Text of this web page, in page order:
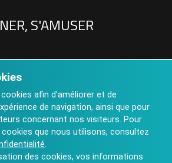
S'AMUSER
Château de St Auvent
2025
afin d'améliorer et de
de navigation, ainsi que pour
concernant nos visiteurs. Pour
que nous utilisons, consultez
.
des cookies, vos informations